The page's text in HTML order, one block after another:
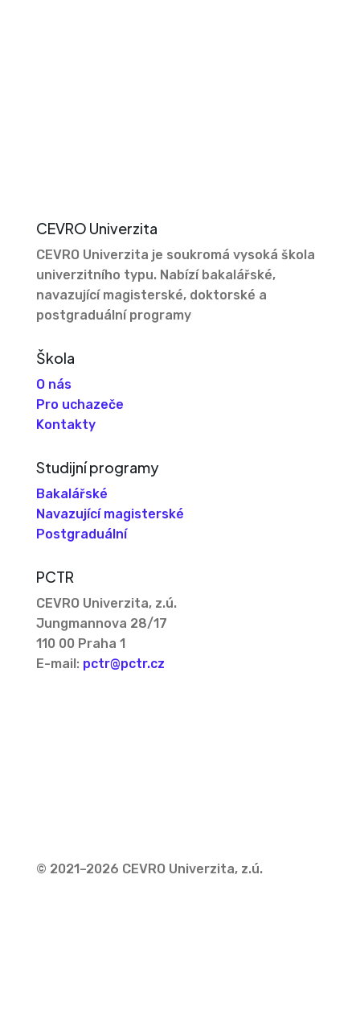
CEVRO Univerzita
CEVRO Univerzita je soukromá vysoká škola
univerzitního typu. Nabízí bakalářské,
navazující magisterské, doktorské a
postgraduální programy
Škola
O nás
Pro uchazeče
Kontakty
Studijní programy
Bakalářské
Navazující magisterské
Postgraduální
PCTR
CEVRO Univerzita, z.ú.
Jungmannova 28/17
110 00 Praha 1
E-mail: pctr@pctr.cz
© 2021–2026 CEVRO Univerzita, z.ú.